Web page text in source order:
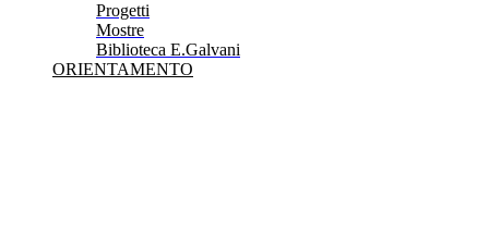
Progetti
Mostre
Biblioteca E.Galvani
ORIENTAMENTO